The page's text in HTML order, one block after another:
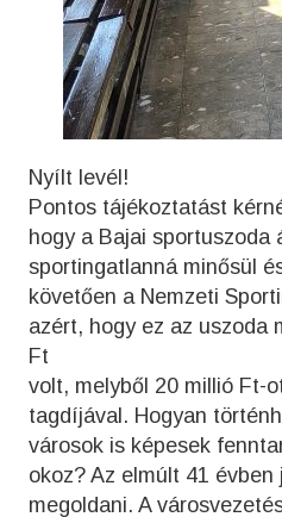
Nyílt levél!
Pontos tájékoztatást
hogy a Bajai
sportingatlanná minősül
követően a Nemzeti
azért, hogy ez az uszoda
Ft
volt, melyből 20 millió Ft-
tagdíjával. Hogyan
városok is képesek
okoz? Az elmúlt 41
megoldani. A